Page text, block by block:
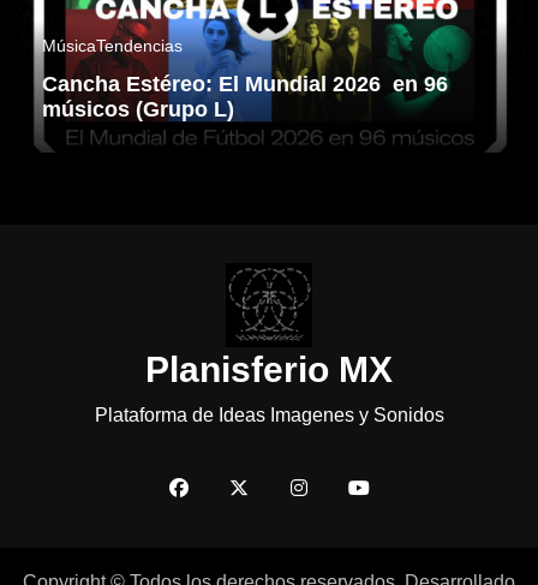
MúsicaTendencias
Cancha Estéreo: El Mundial 2026 en 96
músicos (Grupo L)
Planisferio MX
Plataforma de Ideas Imagenes y Sonidos